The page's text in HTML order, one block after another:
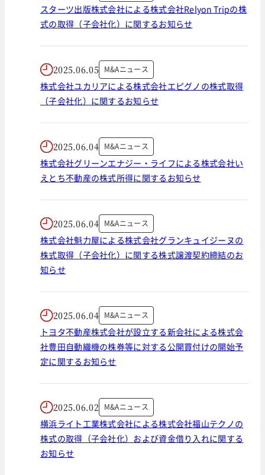
スターツ出版株式会社による株式会社Relyon Tripの株
式の取得（子会社化）に関するお知らせ
2025.06.05 M&Aニュース
株式会社ユカリアによる株式会社エピグノの株式取得
（子会社化）に関するお知らせ
2025.06.04 M&Aニュース
株式会社グリーンエナジー・ライフによる株式会社い
えとち不動産の株式所得に関するお知らせ
2025.06.04 M&Aニュース
株式会社魁力屋による株式会社グランキュイジーヌの
株式取得（子会社化）に関する株式譲渡契約締結のお
知らせ
2025.06.04 M&Aニュース
トヨタ不動産株式会社が設立する新会社による株式会
社豊田自動織機の株券等に対する公開買付けの開始予
定に関するお知らせ
2025.06.02 M&Aニュース
横浜ライト工業株式会社による株式会社福山テクノの
株式の取得（子会社化）および資金借り入れに関する
お知らせ